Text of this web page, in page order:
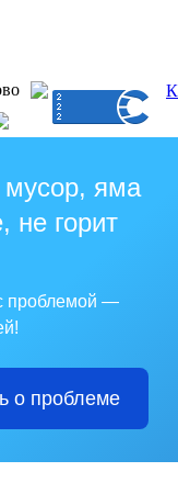
яма
не горит
проблемой —
о проблеме